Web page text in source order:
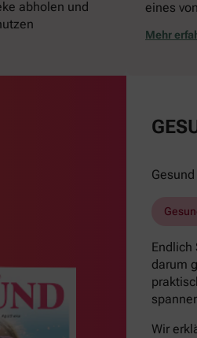
abholen und
eines
Mehr
Endlich
darum
Wir